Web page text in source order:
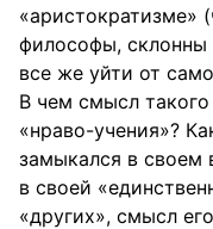
«аристократизме»
философы, склонны
все же уйти от
В чем смысл
«нраво-учения»?
замыкался в своем
в своей
«других», смысл